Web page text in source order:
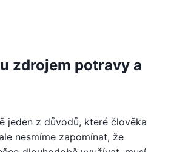
zdrojem potravy a
jeden z důvodů, které člověka
nesmíme zapomínat, že